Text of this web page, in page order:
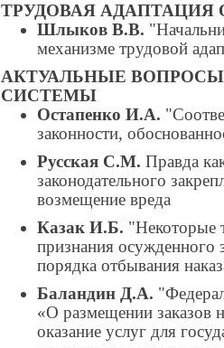
ТРУДОВАЯ
Шлыков В.В.
механизме трудовой
АКТУАЛЬНЫЕ
СИСТЕМЫ
Остапенко И.А.
законности,
Русская С.М. Правда
законодательного
возмещение вреда
Казак И.Б. "Некоторые
признания осужденного
порядка отбывания
Баландин Д.А.
«О размещении заказов
оказание услуг для